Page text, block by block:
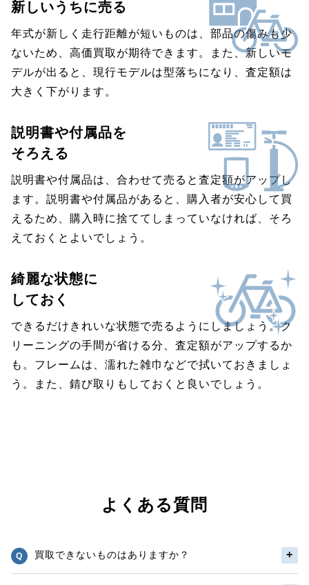
新しいうちに売る
年式が新しく走行距離が短いものは、部品の傷みも少
ないため、高価買取が期待できます。また、新しいモ
デルが出ると、現行モデルは型落ちになり、査定額は
大きく下がります。
説明書や付属品を
そろえる
説明書や付属品は、合わせて売ると査定額がアップし
ます。説明書や付属品があると、購入者が安心して買
えるため、購入時に捨ててしまっていなければ、そろ
えておくとよいでしょう。
綺麗な状態に
しておく
できるだけきれいな状態で売るようにしましょう。ク
リーニングの手間が省ける分、査定額がアップするか
も。フレームは、濡れた雑巾などで拭いておきましょ
う。また、錆び取りもしておくと良いでしょう。
よくある質問
買取できないものはありますか？